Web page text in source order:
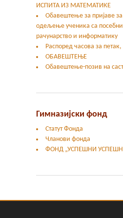
ИСПИТА ИЗ МАТЕМАТИКЕ
Oбавештење за пријаве
одељење ученика са
рачунарство и информатику
Распоред часова за
ОБАВЕШТЕЊЕ
Обавештење-позив на
Гимназијски фонд
Статут Фонда
Чланови фонда
ФОНД „УСПЕШНИ